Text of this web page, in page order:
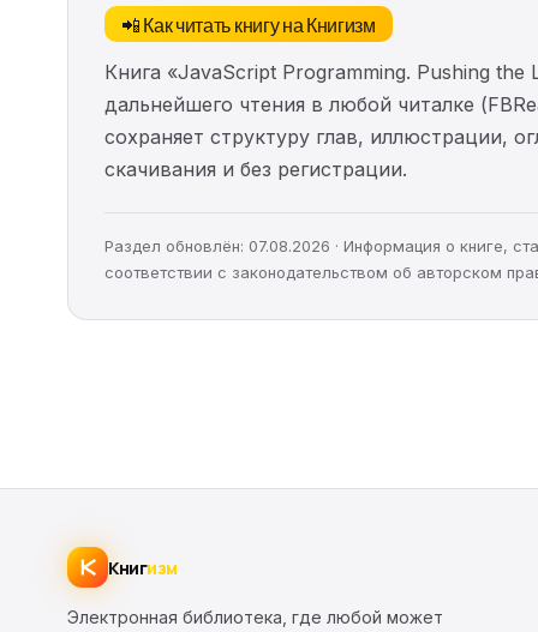
📲 Как читать книгу на Книгизм
Книга «JavaScript Programming. Pushing
дальнейшего чтения в любой читалке
сохраняет структуру глав, иллюстрации,
скачивания и без регистрации.
Раздел обновлён: 07.08.2026 · Информация о книге,
соответствии с законодательством об авторском
Книгизм
Электронная библиотека, где любой может